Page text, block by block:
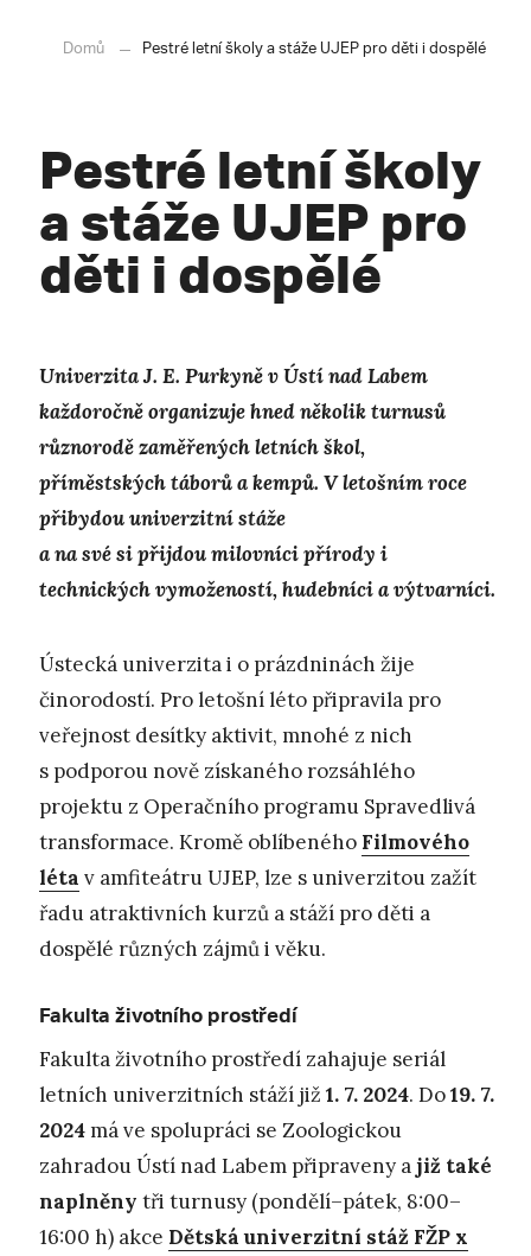
Domů Pestré letní školy a stáže UJEP pro děti i dospělé
Pestré letní školy
a stáže UJEP pro
děti i dospělé
Univerzita J. E. Purkyně v Ústí nad Labem
každoročně organizuje hned několik turnusů
různorodě zaměřených letních škol,
příměstských táborů a kempů. V letošním roce
přibydou univerzitní stáže
a na své si přijdou milovníci přírody i
technických vymožeností, hudebníci a výtvarníci.
Ústecká univerzita i o prázdninách žije
činorodostí. Pro letošní léto připravila pro
veřejnost desítky aktivit, mnohé z nich
s podporou nově získaného rozsáhlého
projektu z Operačního programu Spravedlivá
transformace. Kromě oblíbeného Filmového
léta v amfiteátru UJEP, lze s univerzitou zažít
řadu atraktivních kurzů a stáží pro děti a
dospělé různých zájmů i věku.
Fakulta životního prostředí
Fakulta životního prostředí zahajuje seriál
letních univerzitních stáží již 1. 7. 2024. Do19. 7.
2024má ve spolupráci se Zoologickou
zahradou Ústí nad Labem připraveny ajiž také
naplněny tři turnusy (pondělí–pátek, 8:00–
16:00 h) akce Dětská univerzitní stáž FŽP x